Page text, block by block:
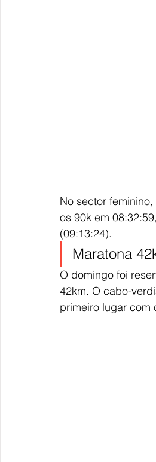
No sector
os 90k em
(09:13:24).
Maratona
O domingo foi
42km. O cabo-
primeiro lugar com